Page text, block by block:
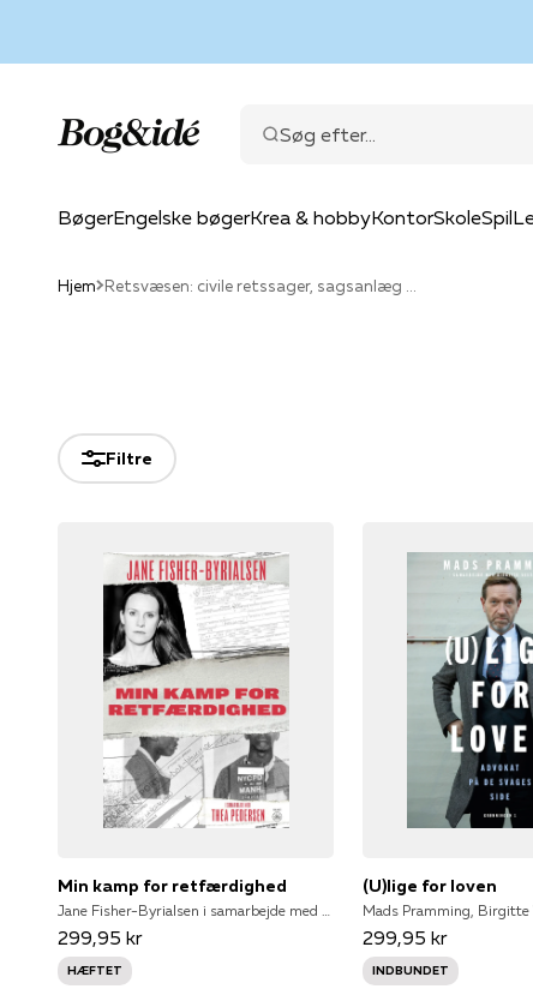
BøgerEngelske bøgerKrea & hobbyKontorSkoleSpil
Søg efter...
Bog & idé
Hjem
Filtre
Min kamp for retfærdighed
299,95 kr
HÆFTET
(U)lige for loven
Mads Pramming, Birgitte
299,95 kr
INDBUNDET